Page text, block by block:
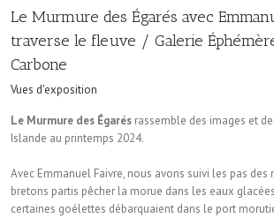
Le Murmure des Égarés avec
traverse le fleuve / Galerie
Carbone
Vues d'exposition
Le Murmure des Égarés rassemble des images et
Islande au printemps 2024.
Avec Emmanuel Faivre, nous avons suivi les pas des
bretons partis pêcher la morue dans les eaux
certaines goélettes débarquaient dans le port